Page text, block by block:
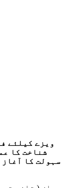
ویزے کیلئے
شناخت کا
سہولت کا آغاز